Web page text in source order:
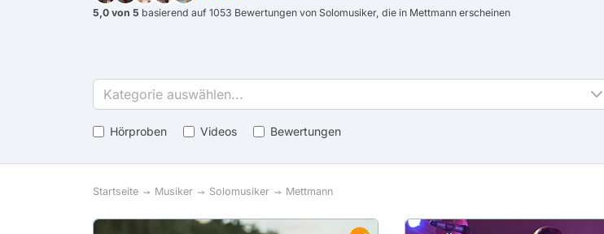
5,0 von 5 basierend auf 1053 Bewertungen von Solomusiker, die in Mettmann erscheinen
Kategorie auswählen...
Hörproben Videos Bewertungen
Startseite Musiker Solomusiker Mettmann